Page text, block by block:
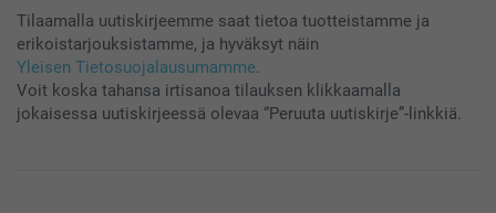
Tilaamalla uutiskirjeemme saat tietoa tuotteistamme ja
erikoistarjouksistamme, ja hyväksyt näin
Yleisen Tietosuojalausumamme.
Voit koska tahansa irtisanoa tilauksen klikkaamalla
jokaisessa uutiskirjeessä olevaa “Peruuta uutiskirje”-linkkiä.